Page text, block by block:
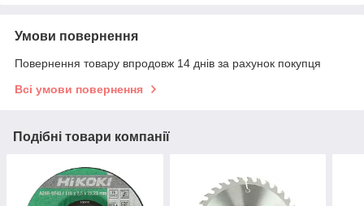
Умови повернення
Повернення товару впродовж 14 днів за рахунок покупця
Всі умови повернення
Подібні товари компанії